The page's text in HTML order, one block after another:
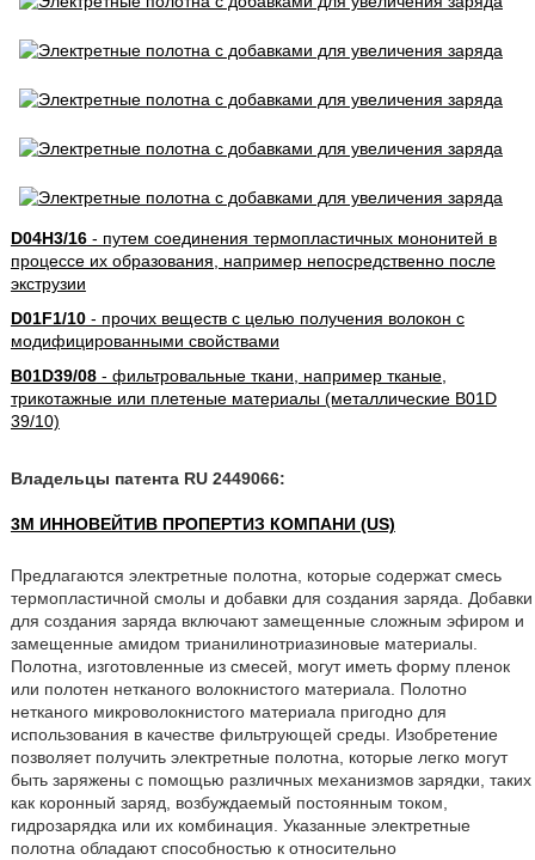
D04H3/16- путем соединения термопластичных мононитей в
процессе их образования, например непосредственно после
экструзии
D01F1/10- прочих веществ с целью получения волокон с
модифицированными свойствами
B01D39/08- фильтровальные ткани, например тканые,
трикотажные или плетеные материалы (металлические B01D
39/10)
Владельцы патента RU 2449066:
3М ИННОВЕЙТИВ ПРОПЕРТИЗ КОМПАНИ (US)
Предлагаются электретные полотна, которые содержат смесь
термопластичной смолы и добавки для создания заряда. Добавки
для создания заряда включают замещенные сложным эфиром и
замещенные амидом трианилинотриазиновые материалы.
Полотна, изготовленные из смесей, могут иметь форму пленок
или полотен нетканого волокнистого материала. Полотно
нетканого микроволокнистого материала пригодно для
использования в качестве фильтрующей среды. Изобретение
позволяет получить электретные полотна, которые легко могут
быть заряжены с помощью различных механизмов зарядки, таких
как коронный заряд, возбуждаемый постоянным током,
гидрозарядка или их комбинация. Указанные электретные
полотна обладают способностью к относительно